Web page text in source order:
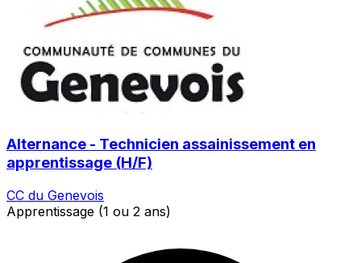
Alternance - Technicien assainissement en
apprentissage (H/F)
CC du Genevois
Apprentissage (1 ou 2 ans)